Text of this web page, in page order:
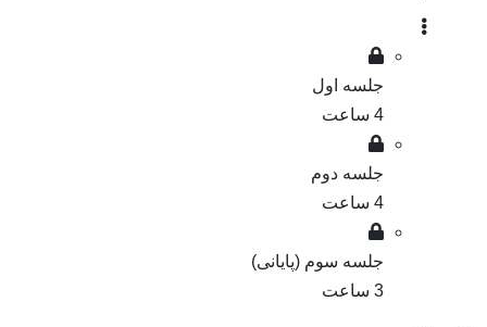
جلسه اول
4 ساعت
جلسه دوم
4 ساعت
جلسه سوم (پایانی)
3 ساعت